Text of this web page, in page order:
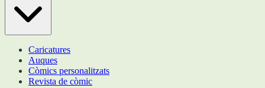
Caricatures
Auques
Còmics personalitzats
Revista de còmic